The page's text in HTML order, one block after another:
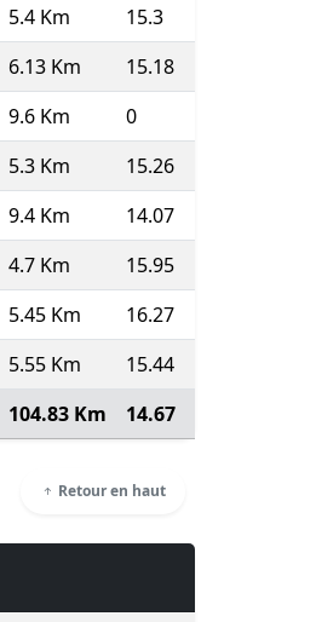
5.4 Km 15.3
6.13 Km 15.18
9.6 Km 0
5.3 Km 15.26
9.4 Km 14.07
4.7 Km 15.95
5.45 Km 16.27
5.55 Km 15.44
104.83 Km 14.67
Retour en haut